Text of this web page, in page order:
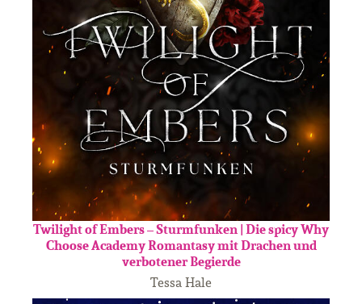
Twilight of Embers – Sturmfunken | Die spicy Why
Choose Academy Romantasy mit Drachen und
verbotener Begierde
Tessa Hale